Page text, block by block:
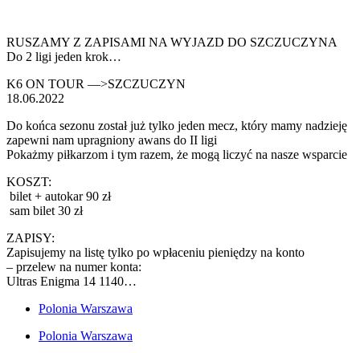
RUSZAMY Z ZAPISAMI NA WYJAZD DO SZCZUCZYNA
Do 2 ligi jeden krok…
K6 ON TOUR —>SZCZUCZYN
18.06.2022
Do końca sezonu został już tylko jeden mecz, który mamy nadzieję
zapewni nam upragniony awans do II ligi
Pokażmy piłkarzom i tym razem, że mogą liczyć na nasze wsparcie
KOSZT:
bilet + autokar 90 zł
sam bilet 30 zł
ZAPISY:
Zapisujemy na listę tylko po wpłaceniu pieniędzy na konto
– przelew na numer konta:
Ultras Enigma 14 1140…
Polonia Warszawa
Polonia Warszawa